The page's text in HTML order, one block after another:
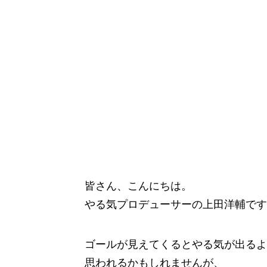
皆さん、こんにちは。
やる気プロデューサーの上田洋輔で
ゴールが見えてくるとやる気が出る
思われるかもしれませんが、